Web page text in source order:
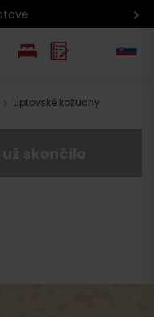
Liptovské kožuchy